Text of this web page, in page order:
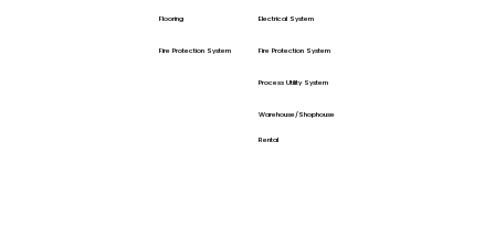
Flooring
Fire Protection System
Electrical System
Fire Protection System
Process Utility System
Warehouse/Shophouse
Rental